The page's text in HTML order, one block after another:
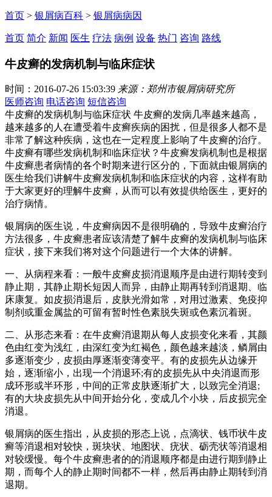
首页 > 银屑病百科 > 银屑病病因
首页 简介 新闻 医生 疗法 病例 设备 热门 咨询 路线
牛皮癣的发病机制与临床症状
时间：2016-07-26 15:03:39 来源：郑州市银屑病研究所
医师咨询 电话咨询 短信咨询
牛皮癣的发病机制与临床症状 牛皮癣的发病几率越来越高，
越来越多的人在遭受着牛皮癣疾病的困扰，但是很多人都不是
非常了解这种疾病，这也在一定程度上影响了牛皮癣的治疗。
牛皮癣有哪些发病机制和临床症状？牛皮癣发病机制也是根据
牛皮癣患者病情的各个时期来进行区分的，下面就由银屑病的
医生给我们讲解牛皮癣发病机制和临床症状的内容，这样有助
于大家更好的理解牛皮癣，从而可以有效提供给医生，更好的
治疗病情。
银屑病的医生说，牛皮癣病因不是很明确的，导致牛皮癣治疗
方法很多，牛皮癣患者应该清楚了解牛皮癣的发病机制与临床
症状，接下来我们将对这个问题进行一个大体的讲解。
一、从病程来看：一般牛皮癣皮损消退顺序是由进行期转变到
静止期，其静止期长短因人而异，由静止期再转到消退期、临
床康复。如皮损消退后，皮肤光滑如常，对用过激素、免疫抑
制剂或重金属盐的可留有暂时性色素脱失斑或色素沉着斑。
二、从形态来看：在牛皮癣消退期从每人皮损变化来看，其颜
色由红变为浅红，由深红变为红褐色，颜色越来越淡，鳞屑由
多逐渐变少，皮损由厚逐渐变薄变平。有的皮损先从边缘开
始，逐渐缩小，出现一个消退环;有的皮损先从中央消退而形
成环形或半环形，中间的正常皮肤逐渐扩大，以致完全消退;
有的大块皮损先从中间开始分化，变成几个小块，后皮损完全
消退。
银屑病的医生指出，从皮损的形态上说，点滴状、钱币状牛皮
癣等消退相对较快，斑块状、地图状、疣状、砺壳状等消退相
对较缓慢。每个牛皮癣患者的的消退顺序都是由进行期到静止
期，而每个人的静止期时间都不一样，然后再由静止期转到消
退期。